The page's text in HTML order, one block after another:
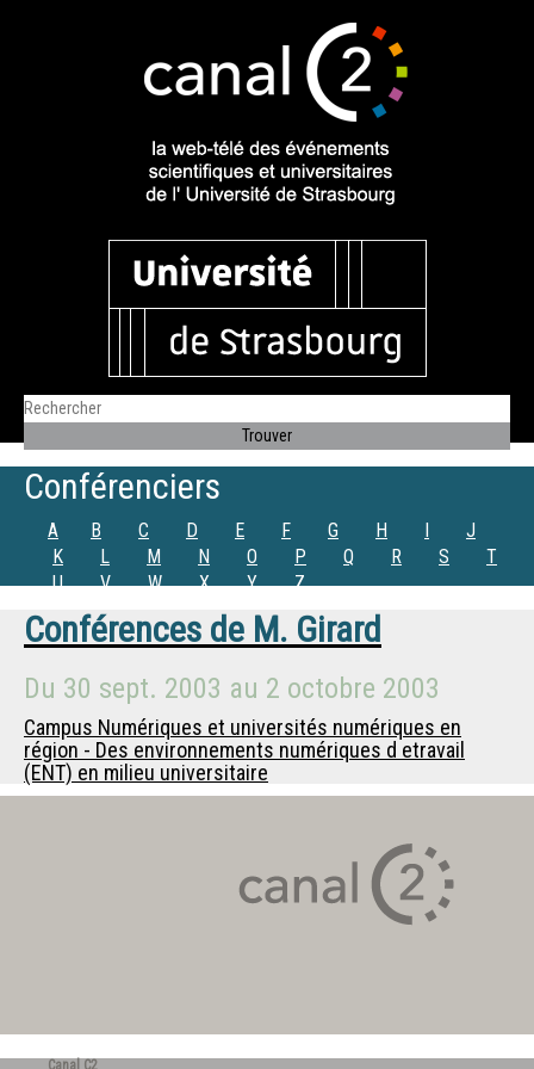
Conférenciers
A B C D E F G H I
J
K
L M N O P Q R S
T
U
V W X Y Z
Conférences de M. Girard
Du 30 sept. 2003 au 2 octobre 2003
Campus Numériques et universités numériques en
région - Des environnements numériques d etravail
(ENT) en milieu universitaire
Canal C2